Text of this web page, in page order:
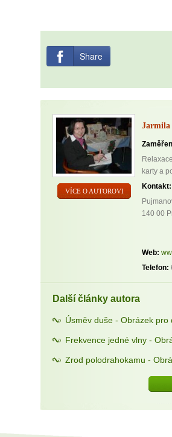
Share
VÍCE O AUTOROVI
Jarmila
karty a
Kontakt:
140 00
Web:
Telefon:
Další články autora
Úsměv duše - Obrázek
Frekvence jedné vlny -
Zrod polodrahokamu -